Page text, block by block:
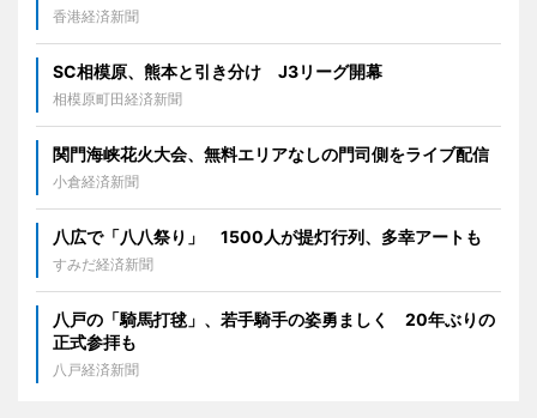
香港経済新聞
SC相模原、熊本と引き分け J3リーグ開幕
相模原町田経済新聞
関門海峡花火大会、無料エリアなしの門司側をライブ配信
小倉経済新聞
八広で「八八祭り」 1500人が提灯行列、多幸アートも
すみだ経済新聞
八戸の「騎馬打毬」、若手騎手の姿勇ましく 20年ぶりの
正式参拝も
八戸経済新聞